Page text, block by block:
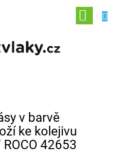
NÁKUPNÍ
KOŠÍK
v barvě
ke kolejivu
42653